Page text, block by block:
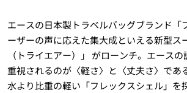
エースの日本製トラベルバッグブランド「
ーザーの声に応えた集大成といえる新型ス
（トライエアー）」 がローンチ。エース
重視されるのが〈軽さ〉と〈丈夫さ〉であ
水より比重の軽い「フレックスシェル」を